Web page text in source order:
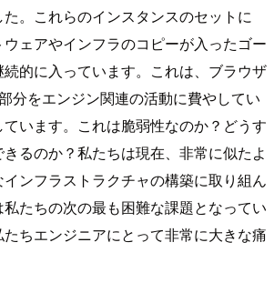
。これらのインスタンスのセットに
ェアやインフラのコピーが入ったゴー
的に入っています。これは、ブラウザ
分をエンジン関連の活動に費やしてい
います。これは脆弱性なのか？どうす
るのか？私たちは現在、非常に似たよ
ンフラストラクチャの構築に取り組ん
たちの次の最も困難な課題となってい
ちエンジニアにとって非常に大きな痛